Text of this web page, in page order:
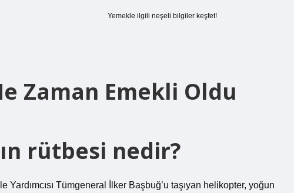
Yemekle ilgili neşeli bilgiler keşfet!
Zaman Emekli Oldu
rütbesi nedir?
Tümgeneral İlker Başbuğ’u taşıyan helikopter, yoğun